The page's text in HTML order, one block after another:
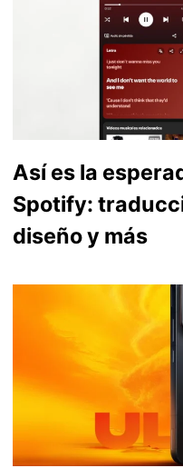
Así es la
Spotify:
diseño y más